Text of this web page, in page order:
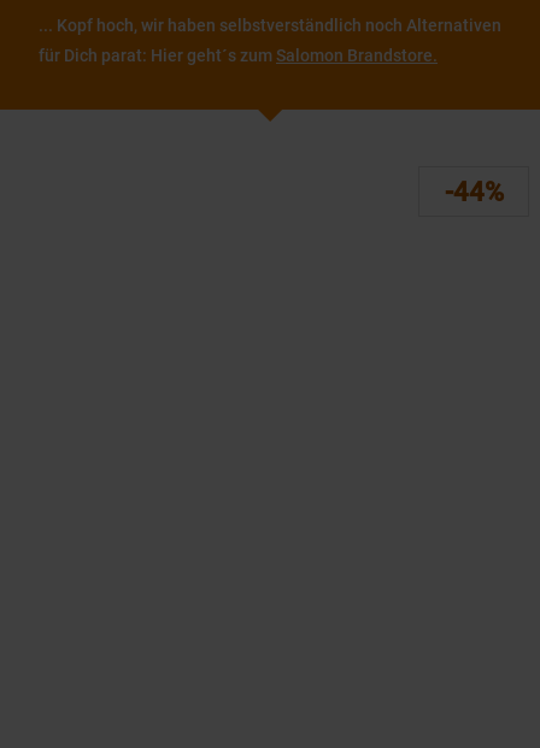
... Kopf hoch, wir haben selbstverständlich noch Alternativen
für Dich parat: Hier geht´s zum Salomon Brandstore.
-44%